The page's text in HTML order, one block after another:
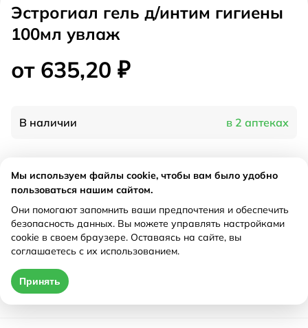
Эстрогиал гель д/интим гигиены
100мл увлаж
от 635,20 ₽
В наличии в 2 аптеках
Характеристики
Рецепт
Не требуется
от 635,20 ₽
Мы используем файлы cookie, чтобы вам было удобно
пользоваться нашим сайтом.
Они помогают запомнить ваши предпочтения и обеспечить
безопасность данных. Вы можете управлять настройками
cookie в своем браузере. Оставаясь на сайте, вы
соглашаетесь с их использованием.
Принять